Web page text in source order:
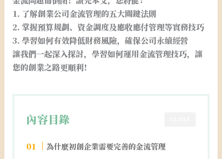
1. 了解創業公司金流管理的五大關鍵法則
2. 掌握預算規劃、資金調度及應收應付管理等實務技巧
3. 學習如何有效降低財務風險，確保公司永續經營
讓我們一起深入探討，學習如何運用金流管理技巧，讓
您的創業之路更順利！
內容目錄
為什麼初創企業需要完善的金流管理